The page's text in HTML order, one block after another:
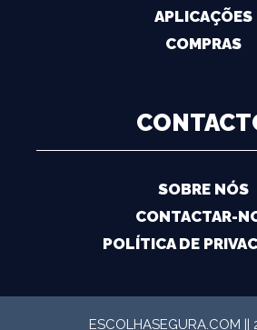
APLICAÇÕES
COMPRAS
SOBRE NÓS
CONTACTAR-
POLÍTICA DE
ESCOLHASEGURA.COM ||